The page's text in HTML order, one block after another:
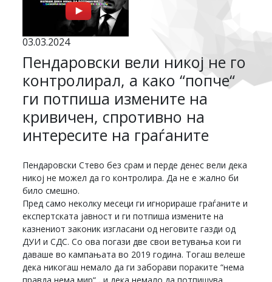
03.03.2024
Пендаровски вели никој не го
контролирал, а како “попче“
ги потпиша измените на
кривичен, спротивно на
интересите на граѓаните
Пендаровски Стево без срам и перде денес вели дека
никој не можел да го контролира. Да не е жално би
било смешно.
Пред само неколку месеци ги игнорираше граѓаните и
експертската јавност и ги потпиша измените на
казнениот законик изгласани од неговите газди од
ДУИ и СДС. Со ова погази две свои ветувања кои ги
даваше во кампањата во 2019 година. Тогаш велеше
дека никогаш немало да ги заборави пораките “нема